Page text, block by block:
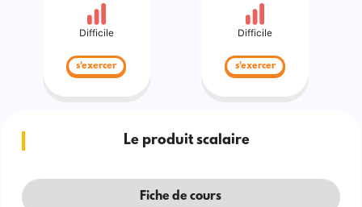
Difficile
s'exercer
Difficile
s'exercer
Le produit scalaire
Fiche de cours